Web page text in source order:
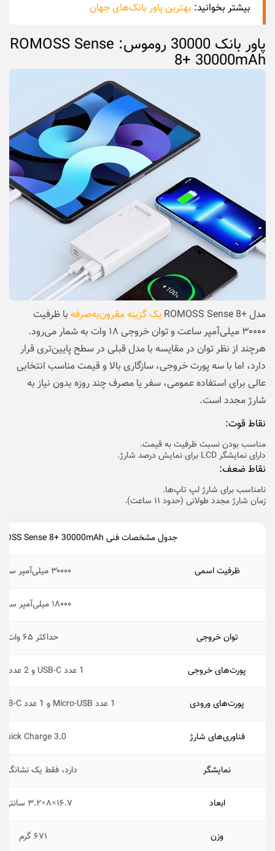
بیشتر بخوانید: بهترین پاور بانک‌‌های جهان
پاور بانک 30000 روموس: ROMOSS Sense
8+ 30000mAh
مدل+ROMOSS Sense 8 یک گزینه مقرون‌به‌صرفه با ظرفیت
۳۰۰۰۰ میلی‌آمپر ساعت و توان خروجی ۱۸ وات به شمار می‌‌رود.
هرچند از نظر توان در مقایسه با مدل قبلی در سطح پایین‌تری قرار
دارد، اما با سه پورت خروجی، سازگاری بالا و قیمت مناسب انتخابی
عالی برای استفاده عمومی، سفر یا مصرف چند روزه بدون نیاز به
شارژ مجدد است.
نقاط قوت:
مناسب بودن نسبت ظرفیت به قیمت.
دارای نمایشگر LCD برای نمایش درصد شارژ.
نقاط ضعف:
نامناسب برای شارژ لپ‌ تاپ‌ها.
زمان شارژ مجدد طولانی (حدود ۱۱ ساعت).
جدول مشخصات فنی ROMOSS Sense 8+ 30000mAh
ظرفیت اسمی ۳۰۰۰۰ میلی‌آمپر ساعت
۱۸۰۰۰ میلی‌آمپر ساعت
توان خروجی حداکثر ۶۵ وات
پورت‌های خروجی 1 عدد USB-C و 2 عدد USB-A
پورت‌های ورودی 1 عدد Micro-USB و 1 عدد USB-C و Lightning
فناوری‌‌های شارژ Quick Charge 3.0
نمایشگر دارد، فقط یک نشانگر LED
ابعاد ۱۶.۷×۸×۳.۲ سانتی‌متر
وزن ۶۷۱ گرم